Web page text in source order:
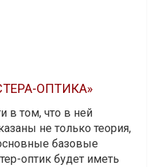
ОПТИКА»
в том, что в ней
не только теория,
базовые
оптик будет иметь